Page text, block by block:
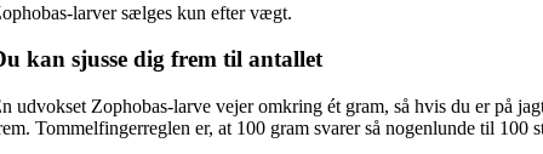
larver sælges kun efter vægt.
kan sjusse dig frem til antallet
udvokset Zophobas-larve vejer omkring ét gram, så hvis du er på
Tommelfingerreglen er, at 100 gram svarer så nogenlunde til 100